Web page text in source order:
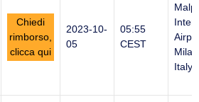
Chiedi
rimborso,
clicca qui
2023-10-
05
05:55
CEST
Italy